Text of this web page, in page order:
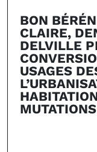
BON
CLAIRE,
DELVILLE
USAGES